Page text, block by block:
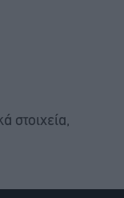
στοιχεία,